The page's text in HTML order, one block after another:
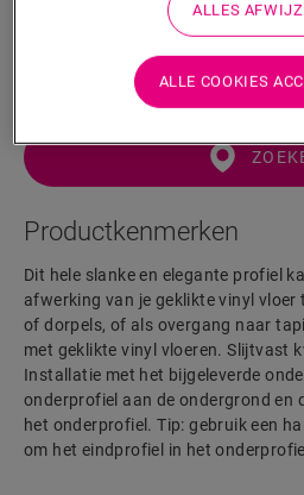
Productkenmerken
Dit hele slanke en elegante profiel
afwerking van je geklikte vinyl vloer
of dorpels, of als overgang naar
met geklikte vinyl vloeren. Slijtvast
Installatie met het bijgeleverde
onderprofiel aan de ondergrond en
het onderprofiel. Tip: gebruik een
om het eindprofiel in het
ALLES
ALLE COOKIES